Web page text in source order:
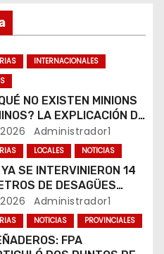
INTERNACIONALES
NO EXISTEN MINIONS
LA EXPLICACIÓN DE
QUE VOLVIÓ A
Administrador1
LOCALES NOTICIAS
SE INTERVINIERON 14
DE DESAGÜES
Administrador1
NOTICIAS PROVINCIALES
FPA